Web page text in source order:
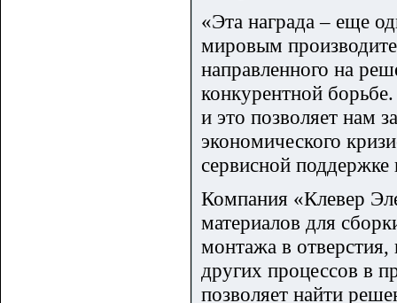
«Эта награда – еще
мировым
направленного на
конкурентной
и это позволяет нам
экономического
сервисной
Компания «Клевер
материалов для
монтажа в
других процессов в
позволяет найти